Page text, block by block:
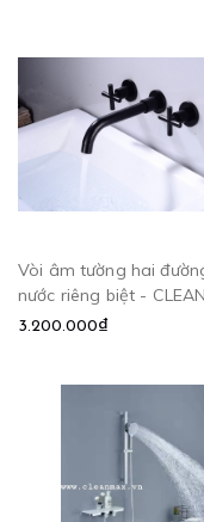
Vòi âm tường hai
nước riêng biệt -
3.200.000₫